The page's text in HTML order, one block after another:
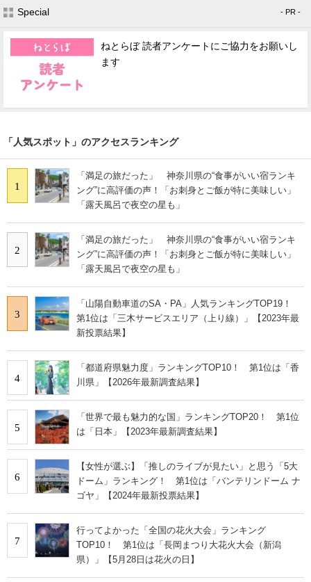
Special - PR -
ねとらぼ 読者アンケートにご協力をお願いし
ます
「人気スポット」のアクセスランキング
1
「満足の旅だった」 神奈川県の“食事がいい宿ランキ
ング”に高評価の声！「お刺身とご飯が特に美味しい」
「露天風呂で夜空の星も」
2
「満足の旅だった」 神奈川県の“食事がいい宿ランキ
ング”に高評価の声！「お刺身とご飯が特に美味しい」
「露天風呂で夜空の星も」
3
「山陽自動車道のSA・PA」人気ランキングTOP19！
第1位は「三木サービスエリア（上り線）」【2023年最
新投票結果】
4
「都道府県魅力度」ランキングTOP10！ 第1位は「香
川県」【2026年最新調査結果】
5
「世界で最も魅力的な国」ランキングTOP20！ 第1位
は「日本」【2023年最新調査結果】
6
【女性が選ぶ】「推しのライブが見たい」と思う「5大
ドーム」ランキング！ 第1位は「バンテリンドーム ナ
ゴヤ」【2024年最新投票結果】
7
行ってよかった「全国の花火大会」ランキング
TOP10！ 第1位は「長岡まつり大花火大会（新潟
県）」【5月28日は花火の日】